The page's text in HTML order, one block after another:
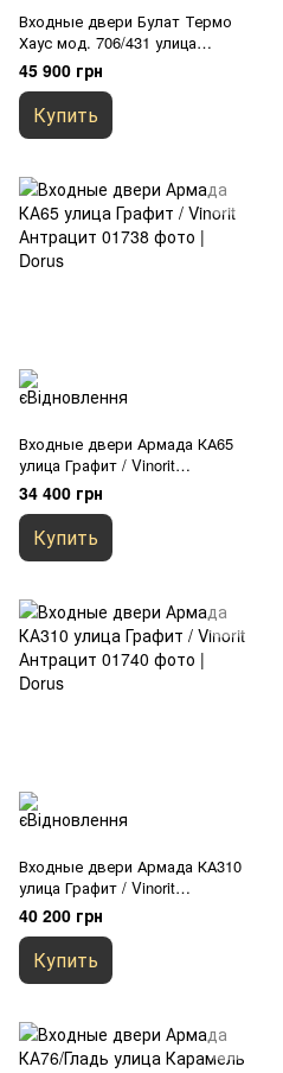
Входные двери Булат Термо
Хаус мод. 706/431 улица
Темный Антрацит 1200
45 900 грн
Купить
Входные двери Армада КА65
улица Графит / Vinorit
Антрацит
34 400 грн
Купить
Входные двери Армада КА310
улица Графит / Vinorit
Антрацит
40 200 грн
Купить